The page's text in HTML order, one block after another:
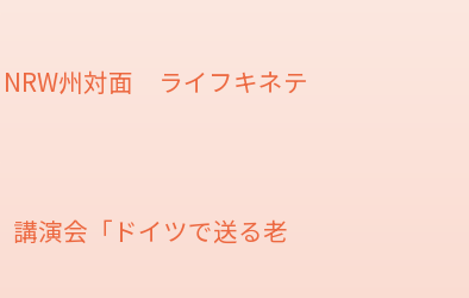
NRW州対面 ライフキネテ
講演会「ドイツで送る老